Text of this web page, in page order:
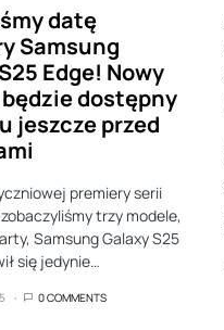
datę
Samsung
Edge! Nowy
dostępny
jeszcze przed
premiery serii
trzy modele,
Samsung Galaxy S25
się jedynie…
0 COMMENTS